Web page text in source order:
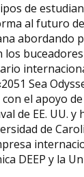
de
al futuro
abordando
Sea
el apoyo
de EE. UU.
de
DEEP y la